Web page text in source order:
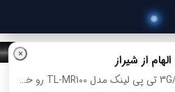
خری
× الهاماز شیراز
مودم روتر 3G/4G تی پی لینک مدل TL-MR100 رو خرید کرد